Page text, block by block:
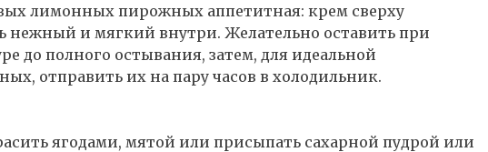
лимонных пирожных аппетитная: крем сверху
нежный и мягкий внутри. Желательно оставить при
до полного остывания, затем, для идеальной
отправить их на пару часов в холодильник.
ягодами, мятой или присыпать сахарной пудрой или